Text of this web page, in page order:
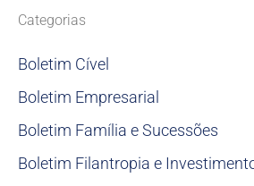
Categorias
Boletim Cível
Boletim Empresarial
Boletim Família e Sucessões
Boletim Filantropia e